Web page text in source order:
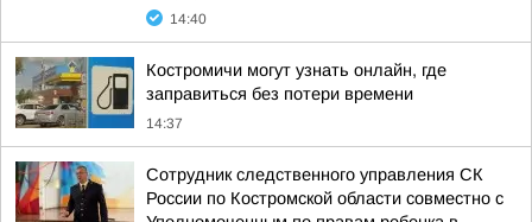
14:40
Костромичи могут узнать онлайн, где
заправиться без потери времени
14:37
Сотрудник следственного управления СК
России по Костромской области совместно с